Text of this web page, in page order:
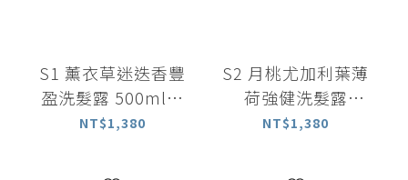
S1 薰衣草迷迭香豐
盈洗髮露 500ml｜
中乾性適用
NT$1,380
S2 月桃尤加利葉薄
荷強健洗髮露
500ml ｜中油性適
NT$1,380